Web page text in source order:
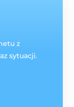
z
sytuacji.